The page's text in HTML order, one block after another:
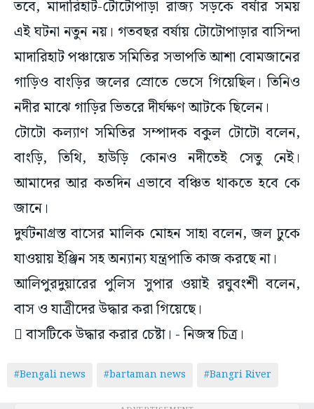
তবে, মাদারিহাট-টোটোপাড়া রাজ্য সড়কে বর্ষার সময়
এই ঘটনা নতুন নয়। গতবছর বর্ষায় টোটোপাড়ার বাসিন্দা
মাদারিহাট পঞ্চায়েত সমিতির সভাপতি আশা বোমজানের
গাড়িও বাংড়ির জলের স্রোতে ভেসে গিয়েছিল। তিনিও
নদীর মাঝে গাড়ির ভিতরে দীর্ঘক্ষণ আটকে ছিলেন।
টোটো কল্যাণ সমিতির সম্পাদক বকুল টোটো বলেন,
বাংড়ি, তিথি, হাউড়ি কোনও নদীতেই সেতু নেই।
আমাদের আর কতদিন এভাবে বঞ্চিত থাকতে হবে কে
জানে।
দুর্ঘটনাগ্রস্ত বাসের মালিক মোহন সাহা বলেন, জল ঢুকে
যাওয়ায় ইঞ্জিন সহ অন্যান্য যন্ত্রপাতি কাজ করছে না।
আলিপুরদুয়ারের পুলিস সুপার ওয়াই রঘুবংশী বলেন,
বাস ও যাত্রীদের উদ্ধার করা গিয়েছে।
 বাসটিকে উদ্ধার করার চেষ্টা। - নিজস্ব চিত্র।
#Bengali news #bartaman news #Bangri River